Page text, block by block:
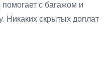
с багажом и
Никаких скрытых доплат